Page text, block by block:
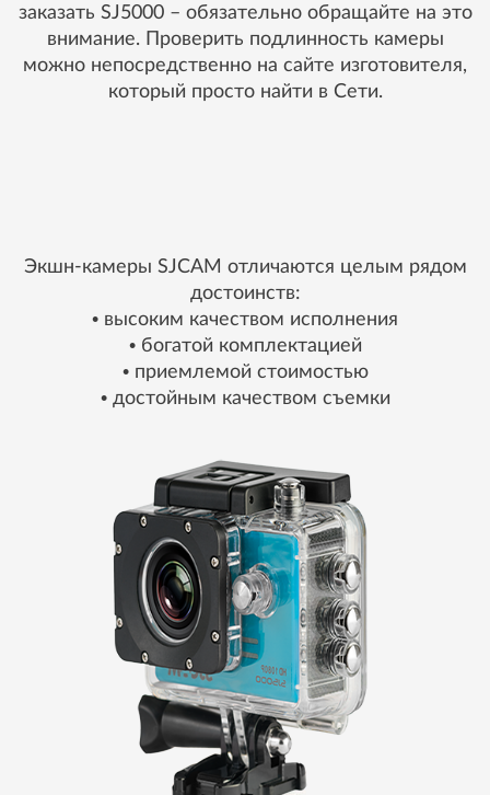
заказать SJ5000 – обязательно обращайте на это
внимание. Проверить подлинность камеры
можно непосредственно на сайте изготовителя,
который просто найти в Сети.
Экшн-камеры SJCAM отличаются целым рядом
достоинств:
• высоким качеством исполнения
• богатой комплектацией
• приемлемой стоимостью
• достойным качеством съемки